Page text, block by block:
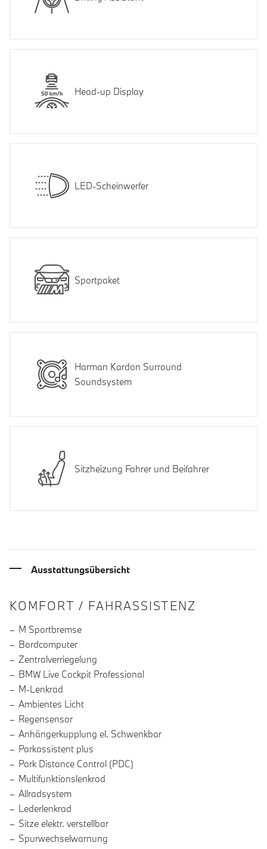
Head-up Display
LED-Scheinwerfer
Sportpaket
Harman Kardon Surround
Soundsystem
Sitzheizung Fahrer und Beifahrer
Ausstattungsübersicht
INFORMATIONEN ÜBER DIE
KOMFORT / FAHRASSISTENZ
M Sportbremse
Bordcomputer
Zentralverriegelung
BMW Live Cockpit Professional
M-Lenkrad
Ambientes Licht
Regensensor
Anhängerkupplung el. Schwenkbar
Parkassistent plus
Park Distance Control (PDC)
Multifunktionslenkrad
Allradsystem
Lederlenkrad
Sitze elektr. verstellbar
Spurwechselwarnung